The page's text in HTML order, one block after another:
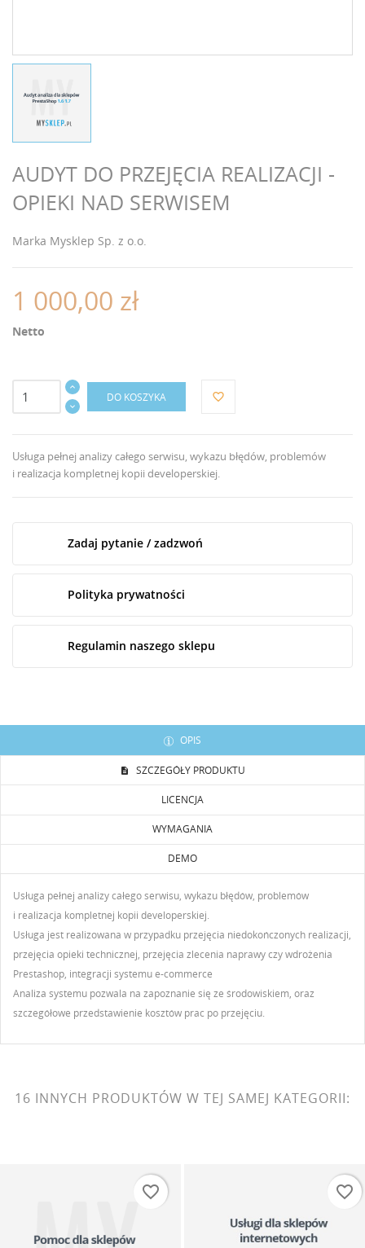
AUDYT DO PRZEJĘCIA REALIZACJI -
OPIEKI NAD SERWISEM
Marka Mysklep Sp. z o.o.
1 000,00 zł
Netto
DO KOSZYKA favorite_border
Usługa pełnej analizy całego serwisu, wykazu błędów, problemów
i realizacja kompletnej kopii developerskiej.
Zadaj pytanie / zadzwoń
Polityka prywatności
Regulamin naszego sklepu
OPIS
SZCZEGÓŁY PRODUKTU
LICENCJA
WYMAGANIA
DEMO
Usługa pełnej analizy całego serwisu, wykazu błędów, problemów
i realizacja kompletnej kopii developerskiej.
Usługa jest realizowana w przypadku przejęcia niedokończonych realizacji,
przejęcia opieki technicznej, przejęcia zlecenia naprawy czy wdrożenia
Prestashop, integracji systemu e-commerce
Analiza systemu pozwala na zapoznanie się ze środowiskiem, oraz
szczegółowe przedstawienie kosztów prac po przejęciu.
16 INNYCH PRODUKTÓW W TEJ SAMEJ KATEGORII:
favorite_border favorite_border
DODAJ DO LISTY ŻYCZEŃ
add_circle_outlineUtwórz nową listę
UTWÓRZ LISTĘ ŻYCZEŃ